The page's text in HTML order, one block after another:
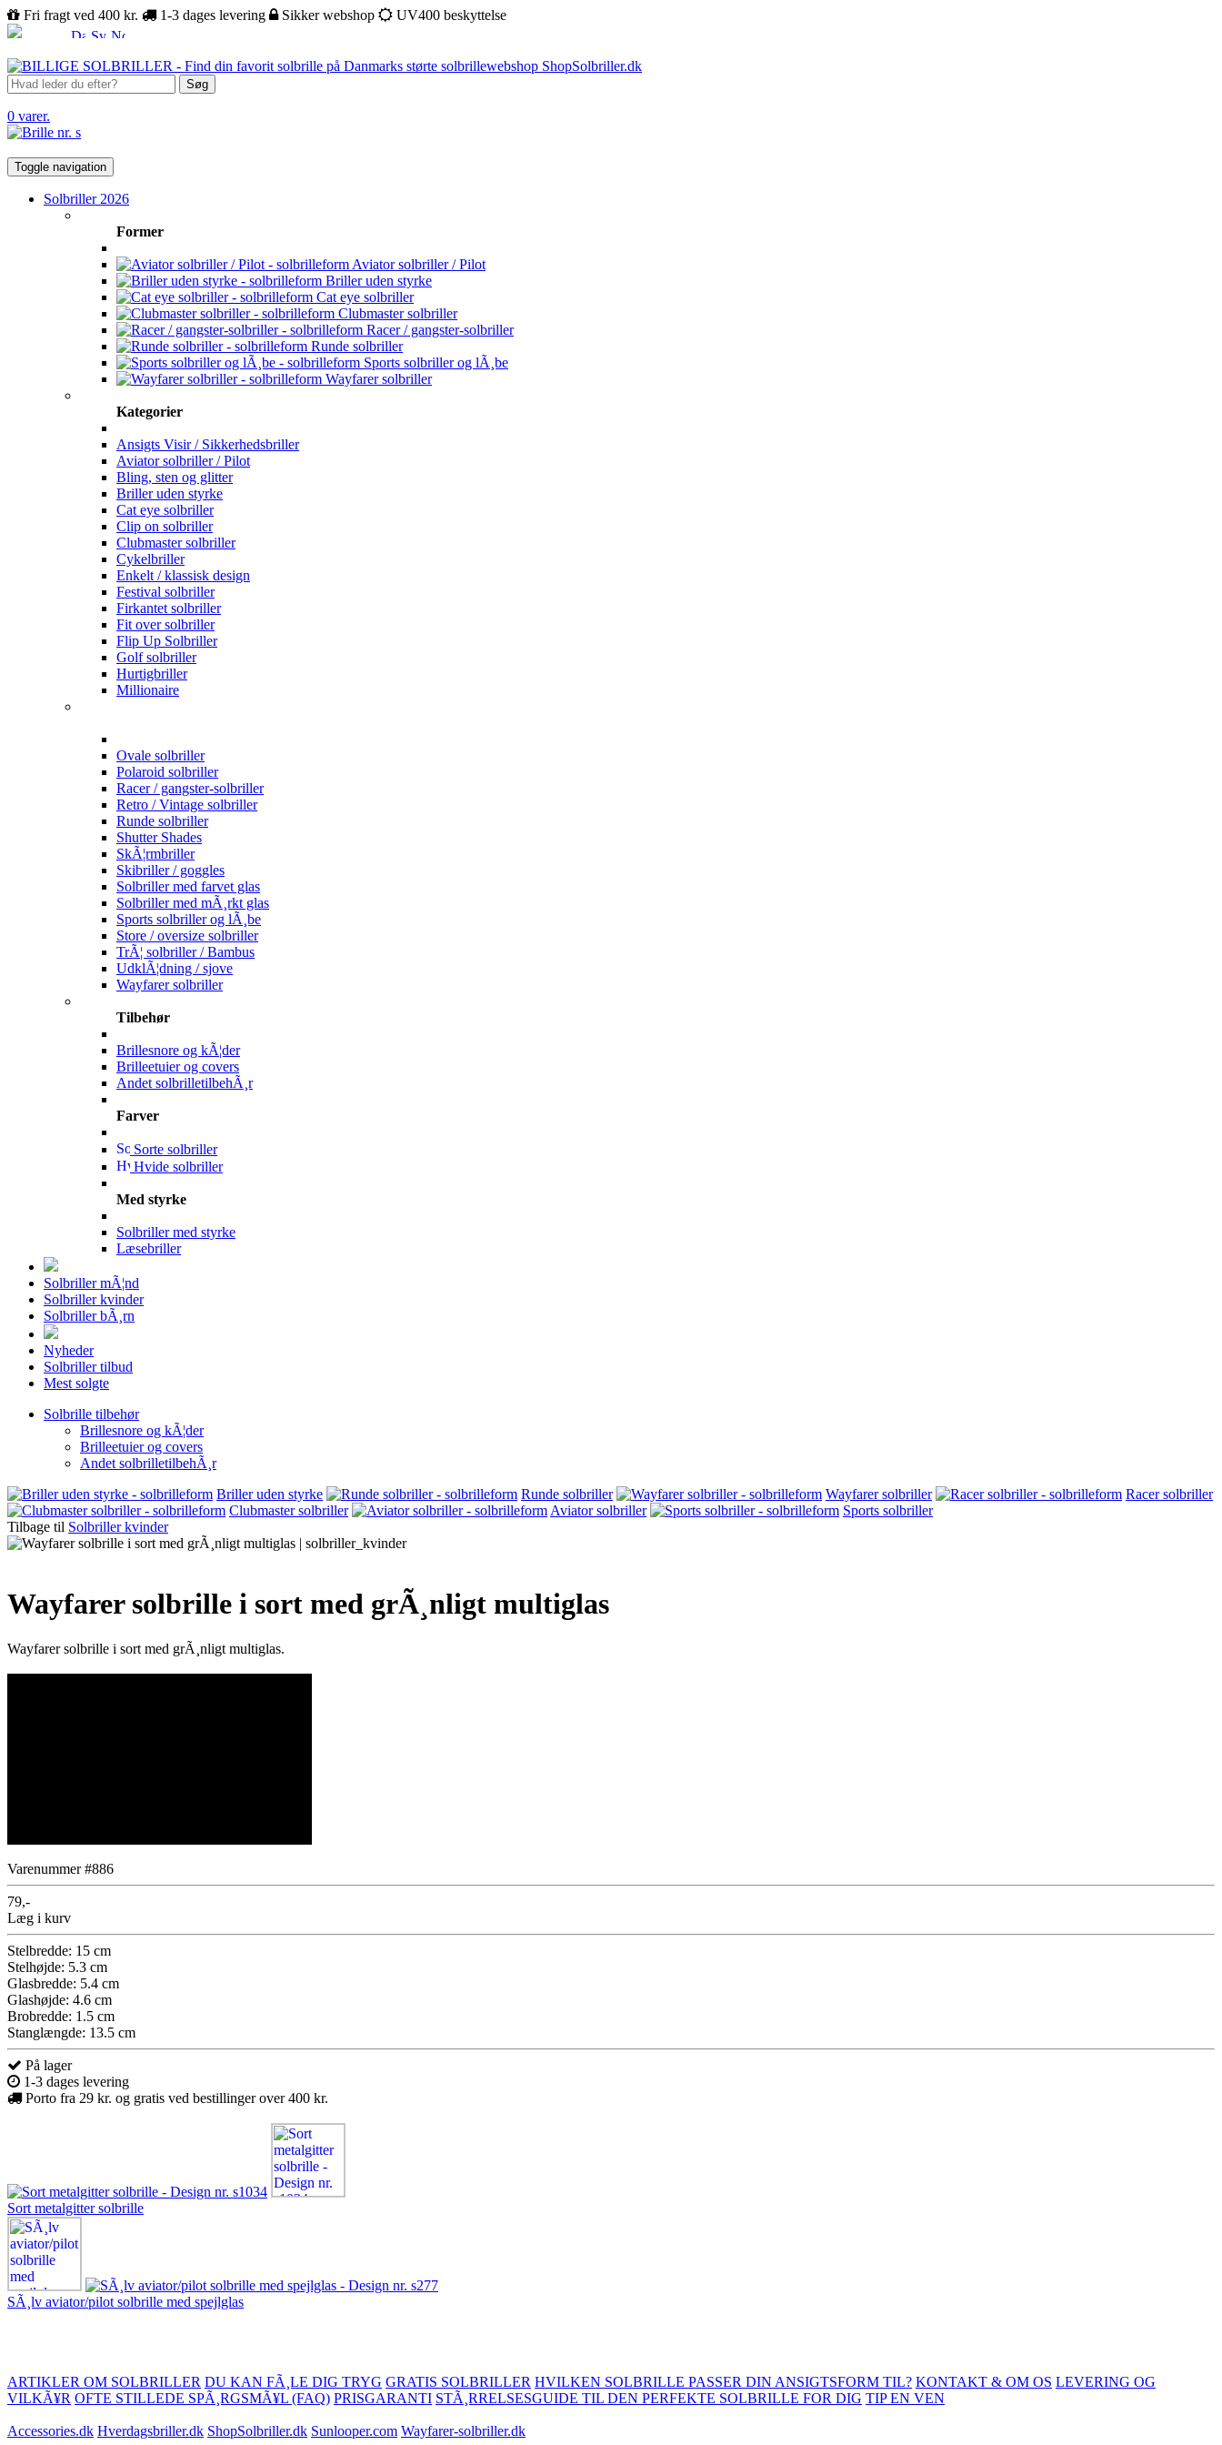
Fri fragt ved 400 kr. 1-3 dages levering Sikker webshop UV400 beskyttelse
Søg
0 varer.
Toggle navigation
Solbriller 2026
Former
Aviator solbriller / Pilot
Briller uden styrke
Cat eye solbriller
Clubmaster solbriller
Racer / gangster-solbriller
Runde solbriller
Sports solbriller og lÃ¸be
Wayfarer solbriller
Kategorier
Ansigts Visir / Sikkerhedsbriller
Aviator solbriller / Pilot
Bling, sten og glitter
Briller uden styrke
Cat eye solbriller
Clip on solbriller
Clubmaster solbriller
Cykelbriller
Enkelt / klassisk design
Festival solbriller
Firkantet solbriller
Fit over solbriller
Flip Up Solbriller
Golf solbriller
Hurtigbriller
Millionaire
Ovale solbriller
Polaroid solbriller
Racer / gangster-solbriller
Retro / Vintage solbriller
Runde solbriller
Shutter Shades
SkÃ¦rmbriller
Skibriller / goggles
Solbriller med farvet glas
Solbriller med mÃ¸rkt glas
Sports solbriller og lÃ¸be
Store / oversize solbriller
TrÃ¦ solbriller / Bambus
UdklÃ¦dning / sjove
Wayfarer solbriller
Tilbehør
Brillesnore og kÃ¦der
Brilleetuier og covers
Andet solbrilletilbehÃ¸r
Farver
Sorte solbriller
Hvide solbriller
Med styrke
Solbriller med styrke
Læsebriller
Solbriller mÃ¦nd
Solbriller kvinder
Solbriller bÃ¸rn
Nyheder
Solbriller tilbud
Mest solgte
Solbrille tilbehør
Brillesnore og kÃ¦der
Brilleetuier og covers
Andet solbrilletilbehÃ¸r
Briller uden styrke
Runde solbriller Wayfarer solbriller
Racer solbriller
Clubmaster solbriller
Aviator solbriller
Sports solbriller
Tilbage til Solbriller kvinder
Wayfarer solbrille i sort med grÃ¸nligt multiglas
Wayfarer solbrille i sort med grÃ¸nligt multiglas.
Varenummer #886
79,-
Læg i kurv
Stelbredde: 15 cm
Stelhøjde: 5.3 cm
Glasbredde: 5.4 cm
Glashøjde: 4.6 cm
Brobredde: 1.5 cm
Stanglængde: 13.5 cm
På lager
1-3 dages levering
Porto fra 29 kr. og gratis ved bestillinger over 400 kr.
Sort metalgitter solbrille
SÃ¸lv aviator/pilot solbrille med spejlglas
ARTIKLER OM SOLBRILLER DU KAN FÃ¸LE DIG TRYG GRATIS SOLBRILLER HVILKEN SOLBRILLE PASSER DIN ANSIGTSFORM TIL? KONTAKT & OM OS LEVERING OG
VILKÃ¥R OFTE STILLEDE SPÃ¸RGSMÃ¥L (FAQ) PRISGARANTI STÃ¸RRELSESGUIDE TIL DEN PERFEKTE SOLBRILLE FOR DIG TIP EN VEN
Accessories.dk Hverdagsbriller.dk ShopSolbriller.dk Sunlooper.com Wayfarer-solbriller.dk